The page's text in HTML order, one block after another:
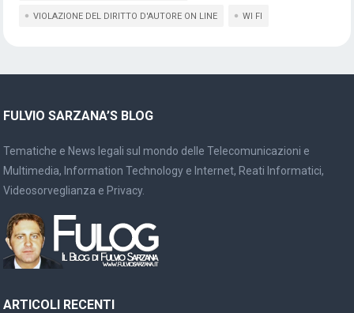
VIOLAZIONE DEL DIRITTO D'AUTORE ON LINE WI FI
FULVIO SARZANA’S BLOG
Tematiche e News legali sul mondo delle Telecomunicazioni e
Multimedia, Information Technology e Internet, Reati Informatici,
Videosorveglianza e Privacy.
ARTICOLI RECENTI